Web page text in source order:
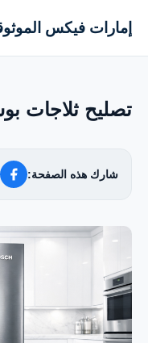
إمارات فيكس
إمارات فيكس
تواصل معنا
سياسة الخصوصية
الأسئلة الشائعة
تصليح ثلاجات
شارك هذه الصفحة: